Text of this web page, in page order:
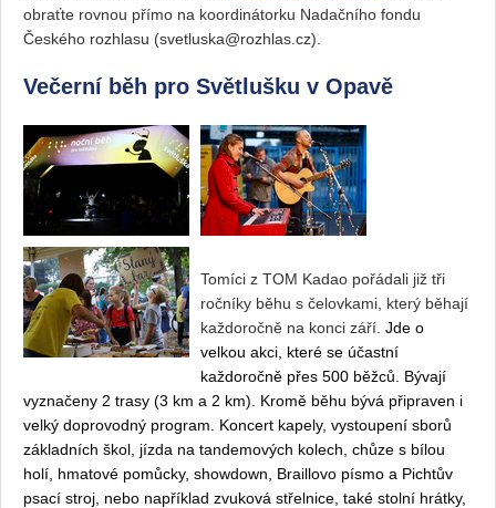
obraťte rovnou přímo na koordinátorku Nadačního fondu
Českého rozhlasu (svetluska@rozhlas.cz).
Večerní běh pro Světlušku v Opavě
Tomíci z TOM Kadao pořádali již tři
ročníky běhu s čelovkami, který běhají
každoročně na konci září. Jde o
velkou akci, které se účastní
každoročně přes 500 běžců. Bývají
vyznačeny 2 trasy (3 km a 2 km). Kromě běhu bývá připraven i
velký doprovodný program. Koncert kapely, vystoupení sborů
základních škol, jízda na tandemových kolech, chůze s bílou
holí, hmatové pomůcky, showdown, Braillovo písmo a Pichtův
psací stroj, nebo například zvuková střelnice, také stolní hrátky,